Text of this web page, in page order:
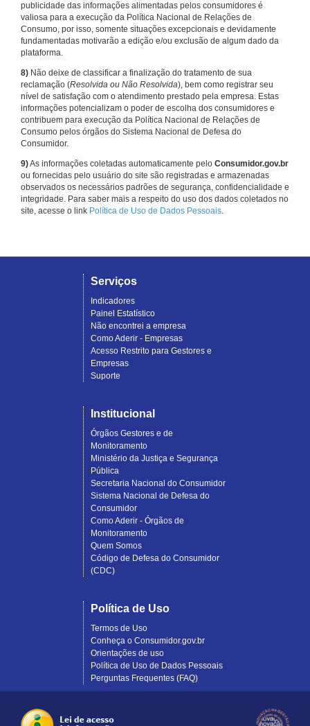
publicidade das informações alimentadas pelos consumidores é
valiosa para a execução da Política Nacional de Relações de
Consumo, por isso, somente situações excepcionais e devidamente
fundamentadas motivarão a edição e/ou exclusão de algum dado da
plataforma.
8) Não deixe de classificar a finalização do tratamento de sua
reclamação (Resolvida ou Não Resolvida), bem como registrar seu
nível de satisfação com o atendimento prestado pela empresa. Estas
informações potencializam o poder de escolha dos consumidores e
contribuem para execução da Política Nacional de Relações de
Consumo pelos órgãos do Sistema Nacional de Defesa do
Consumidor.
9)As informações coletadas automaticamente pelo Consumidor.gov.br
ou fornecidas pelo usuário do site são registradas e armazenadas
observados os necessários padrões de segurança, confidencialidade e
integridade. Para saber mais a respeito do uso dos dados coletados no
site, acesse o link Política de Uso de Dados Pessoais.
Serviços
Indicadores
Painel Estatístico
Não encontrei a empresa
Como Aderir - Empresas
Acesso Restrito para Gestores e
Empresas
Suporte
Institucional
Órgãos Gestores e de
Monitoramento
Ministério da Justiça e Segurança
Pública
Secretaria Nacional do Consumidor
Sistema Nacional de Defesa do
Consumidor
Como Aderir - Órgãos de
Monitoramento
Quem Somos
Código de Defesa do Consumidor
(CDC)
Política de Uso
Termos de Uso
Conheça o Consumidor.gov.br
Orientações de uso
Política de Uso de Dados Pessoais
Perguntas Frequentes (FAQ)